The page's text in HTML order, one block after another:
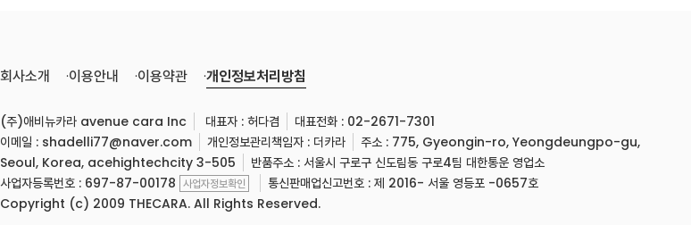
회사소개 이용안내 이용약관 개인정보처리방침
(주)애비뉴카라 avenue cara Inc 대표자 : 허다겸
대표전화 : 02-2671-7301
이메일 : shadelli77@naver.com
개인정보관리책임자 : 더카라
주소 : 775, Gyeongin-ro, Yeongdeungpo-gu,
Seoul, Korea, acehightechcity 3-505
반품주소 : 서울시 구로구 신도림동 구로4팀 대한통운 영업소
사업자등록번호 : 697-87-00178 사업자정보확인
통신판매업신고번호 : 제 2016- 서울 영등포 -0657호
Copyright (c) 2009 THECARA. All Rights Reserved.